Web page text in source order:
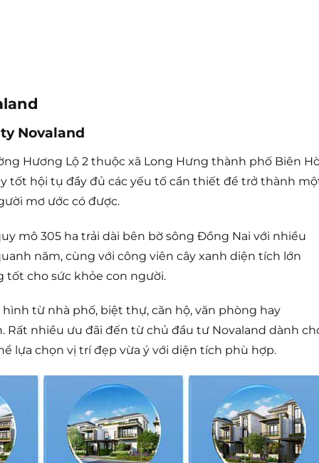
Novaland
Hương Lộ 2 thuộc xã Long Hưng thành phố Biên
tốt hội tụ đầy đủ các yếu tố cần thiết để trở thành
mơ ước có được.
mô 305 ha trải dài bên bờ sông Đồng Nai với nhiều
năm, cùng với công viên cây xanh diện tích lớn
cho sức khỏe con người.
từ nhà phố, biệt thự, căn hộ, văn phòng hay
Rất nhiều ưu đãi đến từ chủ đầu tư Novaland dành
lựa chọn vị trí đẹp vừa ý với diện tích phù hợp.